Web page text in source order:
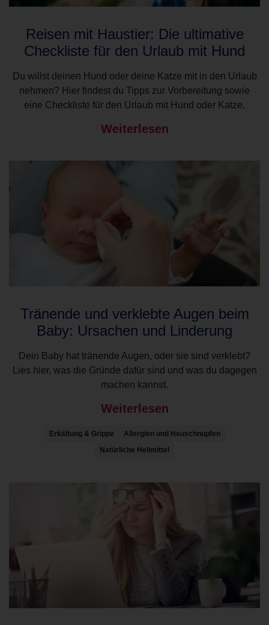
Reisen mit Haustier: Die ultimative
Checkliste für den Urlaub mit Hund
Du willst deinen Hund oder deine Katze mit in den Urlaub
nehmen? Hier findest du Tipps zur Vorbereitung sowie
eine Checkliste für den Urlaub mit Hund oder Katze.
Weiterlesen
Tränende und verklebte Augen beim
Baby: Ursachen und Linderung
Dein Baby hat tränende Augen, oder sie sind verklebt?
Lies hier, was die Gründe dafür sind und was du dagegen
machen kannst.
Weiterlesen
Erkältung & Grippe
Allergien und Heuschnupfen
Natürliche Heilmittel